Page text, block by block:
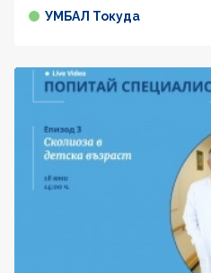
УМБАЛ Токуда